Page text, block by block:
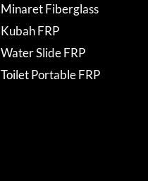
Minaret Fiberglass
Kubah FRP
Water Slide FRP
Toilet Portable FRP